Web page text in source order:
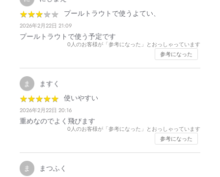
★★★★★
★★★★★ プールトラウトで使うよてい、
2026年2月22日 21:09
プールトラウトで使う予定です
0人のお客様が「参考になった」とおっしゃっています
参考になった
ま ますく
★★★★★
★★★★★ 使いやすい
2026年2月22日 20:16
重めなのでよく飛びます
0人のお客様が「参考になった」とおっしゃっています
参考になった
ま まつふく